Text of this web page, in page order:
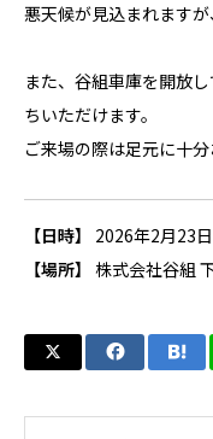
悪天候が見込まれますが
また、谷組車庫を開放
ちいただけます。
ご来場の際は足元に十
【日時】
2026年2月23
【場所】 株式会社谷組